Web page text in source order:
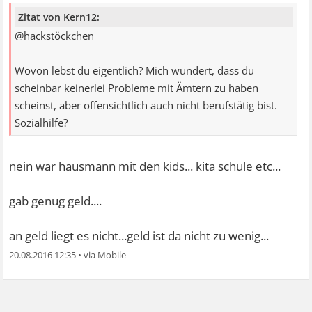
Zitat von Kern12:
@hackstöckchen
Wovon lebst du eigentlich? Mich wundert, dass du
scheinbar keinerlei Probleme mit Ämtern zu haben
scheinst, aber offensichtlich auch nicht berufstätig bist.
Sozialhilfe?
nein war hausmann mit den kids... kita schule etc...
gab genug geld....
an geld liegt es nicht...geld ist da nicht zu wenig...
20.08.2016 12:35 •